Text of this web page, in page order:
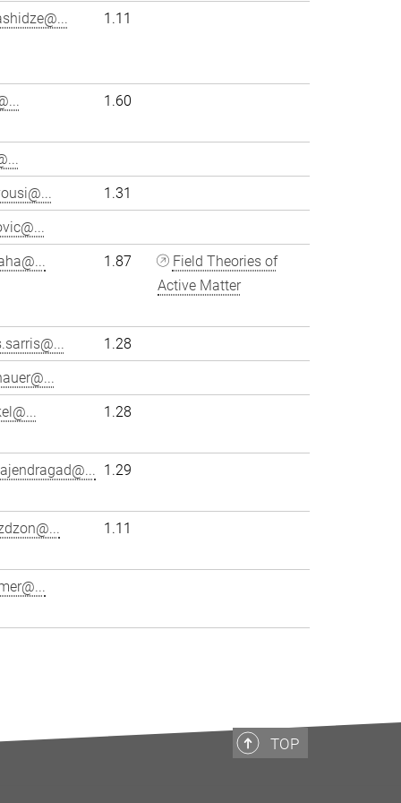
1.11
1.60
1.31
1.87
Field Theories of
Active Matter
1.28
1.28
1.29
1.11
TOP